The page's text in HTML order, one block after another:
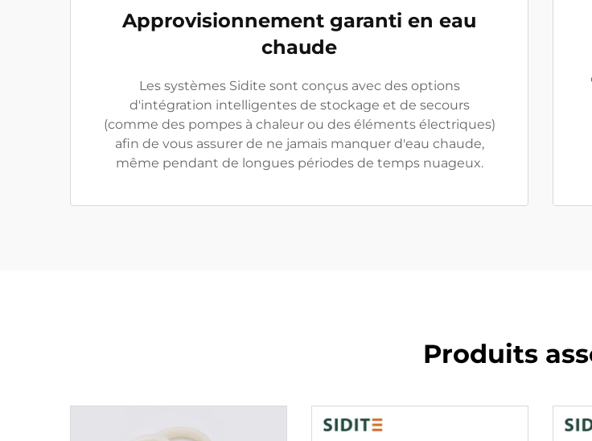
Approvisionnement garanti en eau
chaude
Les systèmes Sidite sont conçus avec des options
d'intégration intelligentes de stockage et de secours
(comme des pompes à chaleur ou des éléments électriques)
afin de vous assurer de ne jamais manquer d'eau chaude,
même pendant de longues périodes de temps nuageux.
Produits